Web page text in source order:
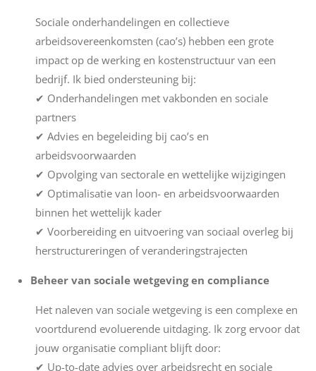
Sociale onderhandelingen en collectieve
arbeidsovereenkomsten (cao’s) hebben een grote
impact op de werking en kostenstructuur van een
bedrijf. Ik bied ondersteuning bij:
✔ Onderhandelingen met vakbonden en sociale
partners
✔ Advies en begeleiding bij cao’s en
arbeidsvoorwaarden
✔ Opvolging van sectorale en wettelijke wijzigingen
✔ Optimalisatie van loon- en arbeidsvoorwaarden
binnen het wettelijk kader
✔ Voorbereiding en uitvoering van sociaal overleg bij
herstructureringen of veranderingstrajecten
Beheer van sociale wetgeving en compliance
Het naleven van sociale wetgeving is een complexe en
voortdurend evoluerende uitdaging. Ik zorg ervoor dat
jouw organisatie compliant blijft door:
✔ Up-to-date advies over arbeidsrecht en sociale